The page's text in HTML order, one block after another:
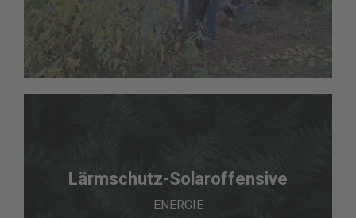
Lärmschutz-Solaroffensive
ENERGIE